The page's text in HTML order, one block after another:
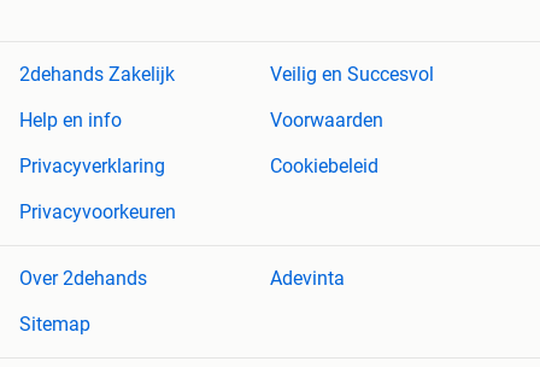
2dehands Zakelijk
Veilig en Succesvol
Help en info
Voorwaarden
Privacyverklaring
Cookiebeleid
Privacyvoorkeuren
Over 2dehands
Adevinta
Sitemap